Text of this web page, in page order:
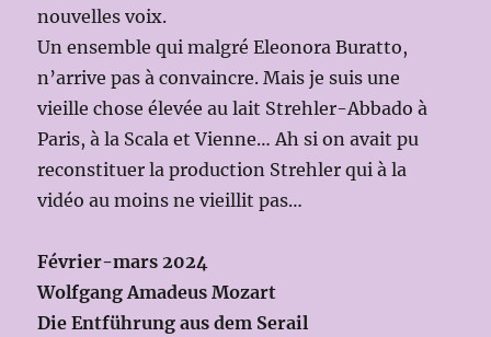
nouvelles voix.
Un ensemble qui malgré Eleonora Buratto,
n’arrive pas à convaincre. Mais je suis une
vieille chose élevée au lait Strehler-Abbado à
Paris, à la Scala et Vienne… Ah si on avait pu
reconstituer la production Strehler qui à la
vidéo au moins ne vieillit pas…
Février-mars 2024
Wolfgang Amadeus Mozart
Die Entführung aus dem Serail